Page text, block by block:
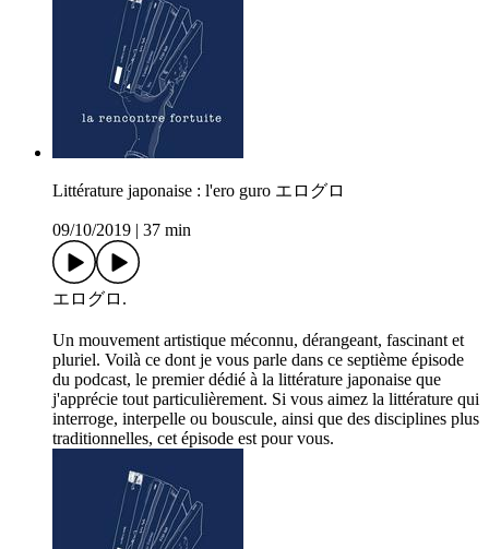
Littérature japonaise : l'ero guro エログロ
09/10/2019 37 min
エログロ.
Un mouvement artistique méconnu, dérangeant, fascinant et
pluriel. Voilà ce dont je vous parle dans ce septième épisode
du podcast, le premier dédié à la littérature japonaise que
j'apprécie tout particulièrement. Si vous aimez la littérature qui
interroge, interpelle ou bouscule, ainsi que des disciplines plus
traditionnelles, cet épisode est pour vous.